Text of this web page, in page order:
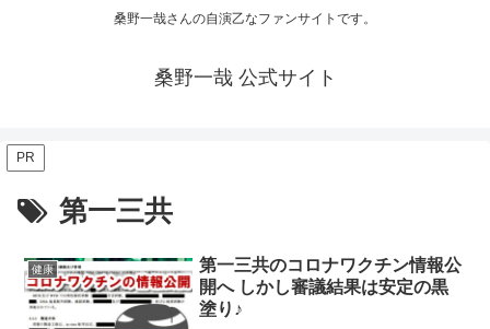
桑野一哉さんの自演乙なファンサイトです。
桑野一哉 公式サイト
PR
第一三共
健康
第一三共のコロナワクチン情報公
開へ しかし審議結果は安定の黒
塗り♪